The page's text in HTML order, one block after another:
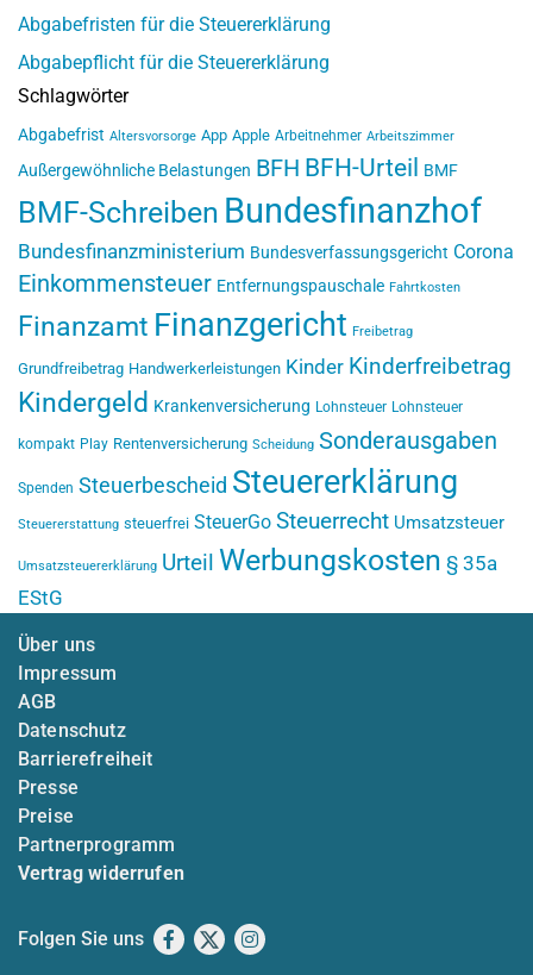
Abgabefristen für die Steuererklärung
Abgabepflicht für die Steuererklärung
Schlagwörter
Abgabefrist Altersvorsorge App Apple Arbeitnehmer Arbeitszimmer
Außergewöhnliche Belastungen BFH BFH-Urteil BMF
BMF-Schreiben Bundesfinanzhof
Bundesfinanzministerium Bundesverfassungsgericht Corona
Einkommensteuer Entfernungspauschale Fahrtkosten
Finanzamt Finanzgericht Freibetrag
Grundfreibetrag Handwerkerleistungen Kinder Kinderfreibetrag
Kindergeld Krankenversicherung Lohnsteuer Lohnsteuer
kompakt Play Rentenversicherung Scheidung Sonderausgaben
Spenden Steuerbescheid Steuererklärung
Steuererstattung steuerfrei SteuerGo Steuerrecht Umsatzsteuer
Umsatzsteuererklärung Urteil Werbungskosten § 35a
EStG
Über uns
Impressum
AGB
Datenschutz
Barrierefreiheit
Presse
Preise
Partnerprogramm
Vertrag widerrufen
Folgen Sie uns Facebook
X Instagram